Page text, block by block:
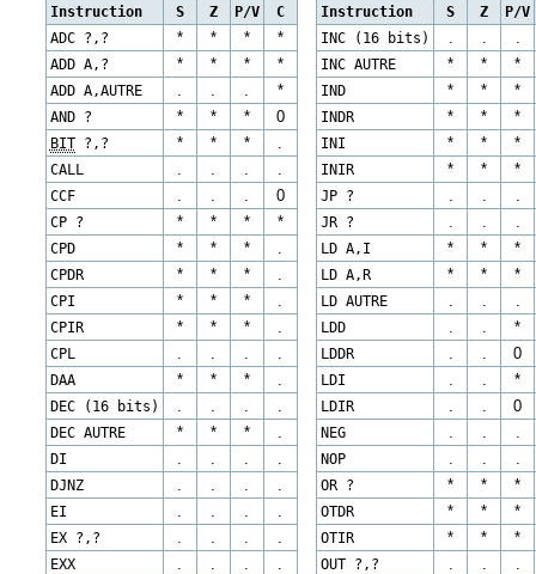
Instruction S Z P/V
C
ADC ?,?
* * *
*
ADD A,?
* * *
*
ADD A,AUTRE
*
AND ?
* * *
0
BIT?,? * * *
CALL
CCF
0
CP ?
* * *
*
CPD
* * *
CPDR
* * *
CPI
* * *
CPIR
* * *
CPL
DAA
* * *
DEC (16 bits)
DEC AUTRE
* * *
DI
DJNZ
EI
EX ?,?
EXX
Instruction S Z
P/V
INC (16 bits)
INC AUTRE
* *
*
IND
* *
*
INDR
* *
*
INI
* *
*
INIR
* *
*
JP ?
JR ?
LD A,I
* *
*
LD A,R
* *
*
LD AUTRE
LDD
*
LDDR
0
LDI
*
LDIR
0
NEG
NOP
OR ?
* *
*
OTDR
* *
*
OTIR
* *
*
OUT ?,?